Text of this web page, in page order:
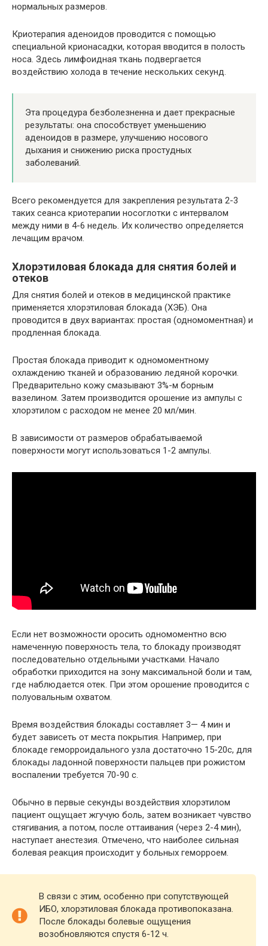
нормальных размеров.
Криотерапия аденоидов проводится с помощью
специальной крионасадки, которая вводится в полость
носа. Здесь лимфоидная ткань подвергается
воздействию холода в течение нескольких секунд.
Эта процедура безболезненна и дает прекрасные
результаты: она способствует уменьшению
аденоидов в размере, улучшению носового
дыхания и снижению риска простудных
заболеваний.
Всего рекомендуется для закрепления результата 2-3
таких сеанса криотерапии носоглотки с интервалом
между ними в 4-6 недель. Их количество определяется
лечащим врачом.
Хлорэтиловая блокада для снятия болей и
отеков
Для снятия болей и отеков в медицинской практике
применяется хлорэтиловая блокада (ХЭБ). Она
проводится в двух вариантах: простая (одномоментная) и
продленная блокада.
Простая блокада приводит к одномоментному
охлаждению тканей и образованию ледяной корочки.
Предварительно кожу смазывают 3%-м борным
вазелином. Затем производится орошение из ампулы с
хлорэтилом с расходом не менее 20 мл/мин.
В зависимости от размеров обрабатываемой
поверхности могут использоваться 1-2 ампулы.
Если нет возможности оросить одномоментно всю
намеченную поверхность тела, то блокаду производят
последовательно отдельными участками. Начало
обработки приходится на зону максимальной боли и там,
где наблюдается отек. При этом орошение проводится с
полуовальным охватом.
Время воздействия блокады составляет 3— 4 мин и
будет зависеть от места покрытия. Например, при
блокаде геморроидального узла достаточно 15-20с, для
блокады ладонной поверхности пальцев при рожистом
воспалении требуется 70-90 с.
Обычно в первые секунды воздействия хлорэтилом
пациент ощущает жгучую боль, затем возникает чувство
стягивания, а потом, после оттаивания (через 2-4 мин),
наступает анестезия. Отмечено, что наиболее сильная
болевая реакция происходит у больных геморроем.
В связи с этим, особенно при сопутствующей
ИБО, хлорэтиловая блокада противопоказана.
После блокады болевые ощущения
возобновляются спустя 6-12 ч.